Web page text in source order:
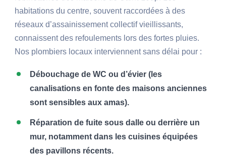
habitations du centre, souvent raccordées à des
réseaux d’assainissement collectif vieillissants,
connaissent des refoulements lors des fortes pluies.
Nos plombiers locaux interviennent sans délai pour :
Débouchage de WC ou d’évier (les
canalisations en fonte des maisons anciennes
sont sensibles aux amas).
Réparation de fuite sous dalle ou derrière un
mur, notamment dans les cuisines équipées
des pavillons récents.